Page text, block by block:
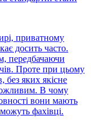
приватному
досить часто.
передбачаючи
Проте при цьому
без яких якісне
В чому
вони мають
фахівці.